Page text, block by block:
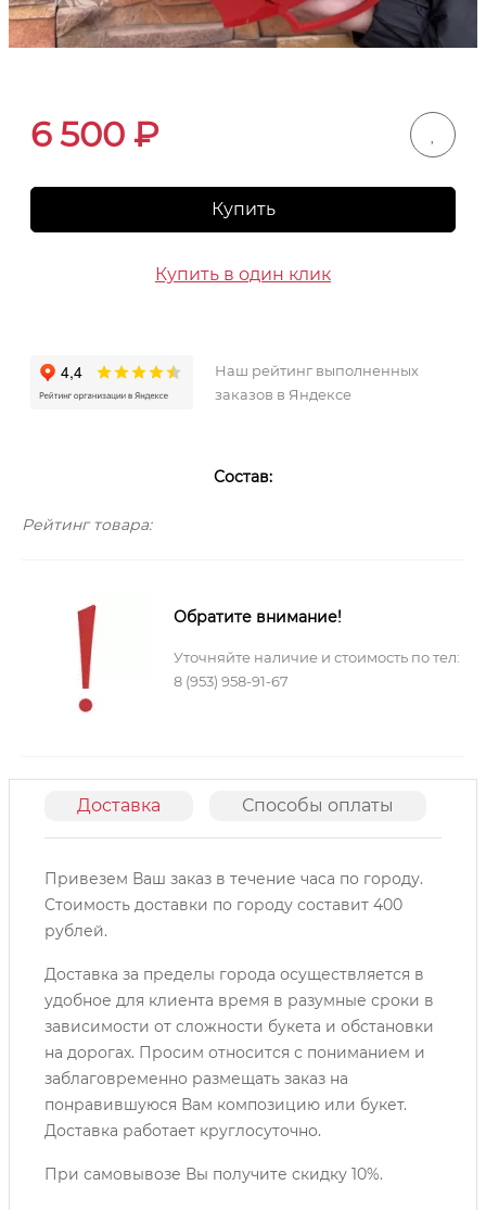
6 500 ₽
Купить
Купить в один клик
Наш рейтинг выполненных
заказов в Яндексе
Состав:
Рейтинг товара:
Обратите внимание!
Уточняйте наличие и стоимость по тел:
8 (953) 958-91-67
Доставка Способы оплаты
Привезем Ваш заказ в течение часа по городу.
Cтоимость доставки по городу составит 400
рублей.
Доставка за пределы города осуществляется в
удобное для клиента время в разумные сроки в
зависимости от сложности букета и обстановки
на дорогах. Просим относится с пониманием и
заблаговременно размещать заказ на
понравившуюся Вам композицию или букет.
Доставка работает круглосуточно.
При самовывозе Вы получите скидку 10%.